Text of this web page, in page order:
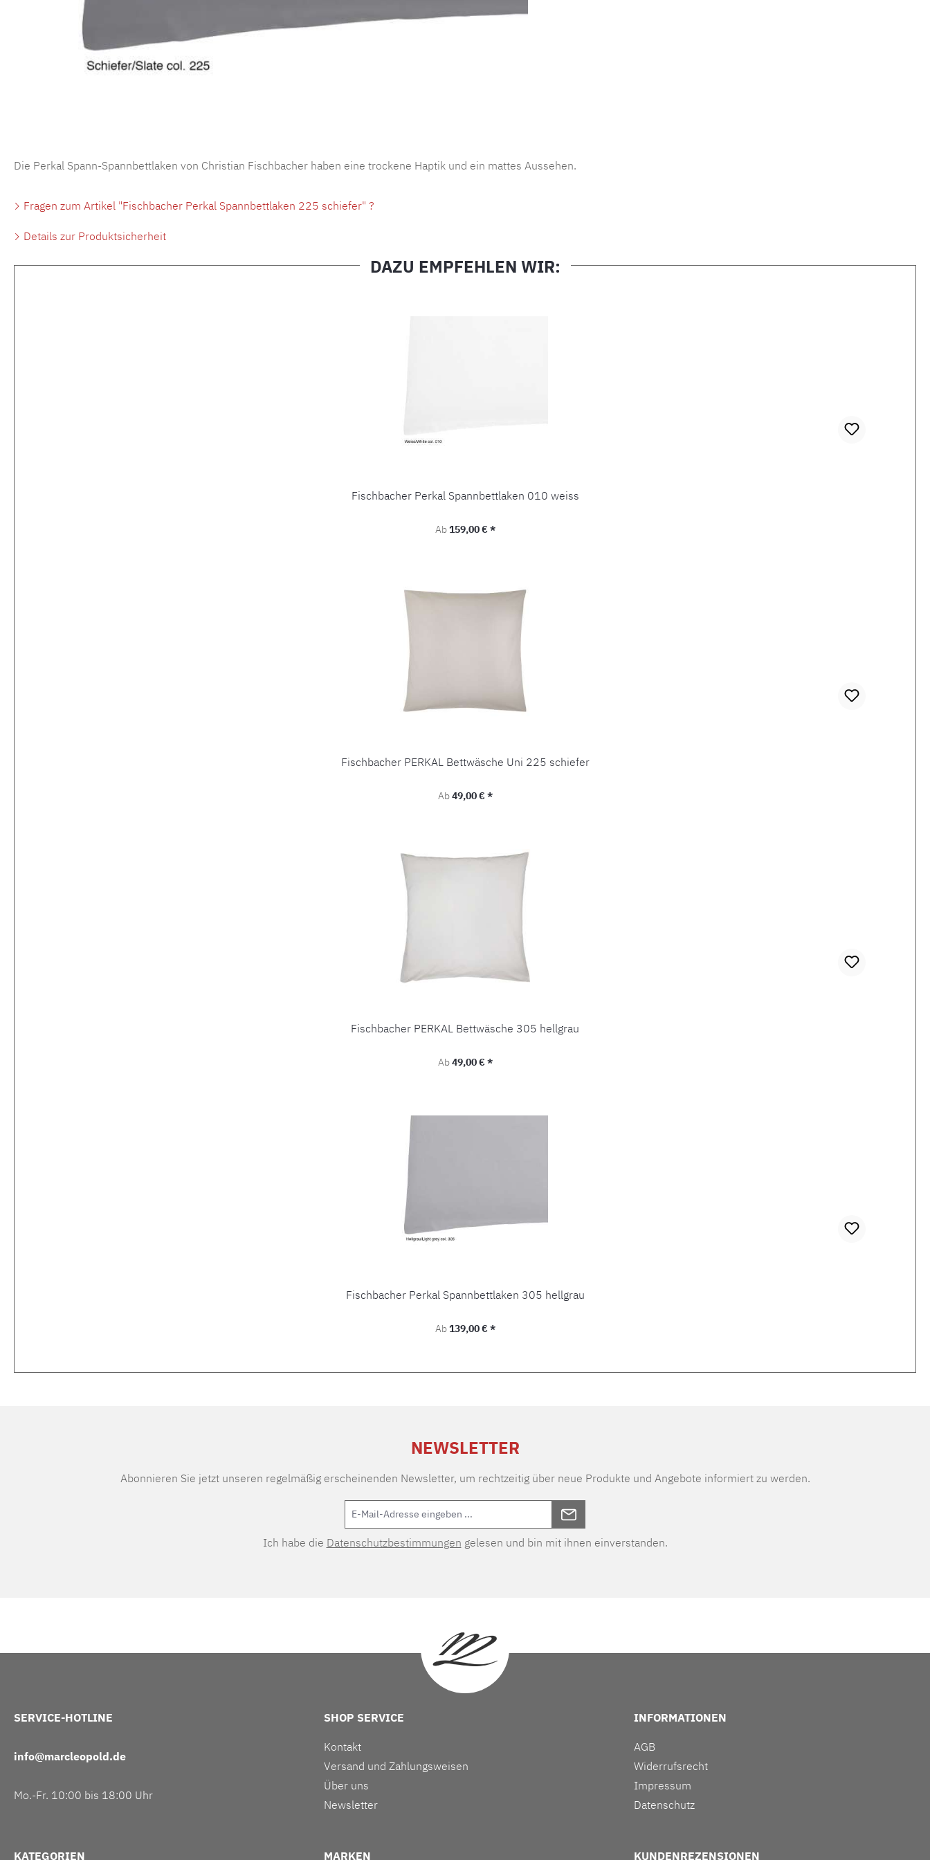
Die Perkal Spann-Spannbettlaken von Christian Fischbacher haben eine trockene Haptik und ein mattes Aussehen.
Fragen zum Artikel "Fischbacher Perkal Spannbettlaken 225 schiefer" ?
Details zur Produktsicherheit
DAZU EMPFEHLEN WIR:
Fischbacher Perkal Spannbettlaken 010 weiss
Regulärer Preis:
Ab159,00 € *
Fischbacher PERKAL Bettwäsche Uni 225 schiefer
Regulärer Preis:
Ab49,00 € *
Fischbacher PERKAL Bettwäsche 305 hellgrau
Regulärer Preis:
Ab49,00 € *
Fischbacher Perkal Spannbettlaken 305 hellgrau
Regulärer Preis:
Ab139,00 € *
NEWSLETTER
Abonnieren Sie jetzt unseren regelmäßig erscheinenden Newsletter, um rechtzeitig über neue Produkte und Angebote informiert zu werden.
Ich habe die Datenschutzbestimmungen gelesen und bin mit ihnen einverstanden.
SERVICE-HOTLINE
info@marcleopold.de
Mo.-Fr. 10:00 bis 18:00 Uhr
SHOP SERVICE
Kontakt
Versand und Zahlungsweisen
Über uns
Newsletter
INFORMATIONEN
AGB
Widerrufsrecht
Impressum
Datenschutz
KATEGORIEN MARKEN KUNDENREZENSIONEN